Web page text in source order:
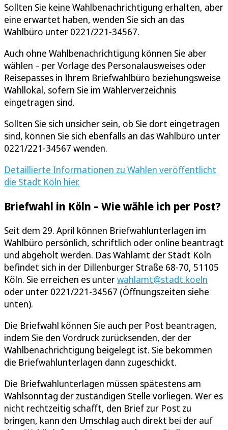
Sollten Sie keine Wahlbenachrichtigung erhalten, aber
eine erwartet haben, wenden Sie sich an das
Wahlbüro unter 0221/221-34567.
Auch ohne Wahlbenachrichtigung können Sie aber
wählen – per Vorlage des Personalausweises oder
Reisepasses in Ihrem Briefwahlbüro beziehungsweise
Wahllokal, sofern Sie im Wählerverzeichnis
eingetragen sind.
Sollten Sie sich unsicher sein, ob Sie dort eingetragen
sind, können Sie sich ebenfalls an das Wahlbüro unter
0221/221-34567 wenden.
Detaillierte Informationen zu Wahlen veröffentlicht
die Stadt Köln hier.
Briefwahl in Köln – Wie wähle ich per Post?
Seit dem 29. April können Briefwahlunterlagen im
Wahlbüro persönlich, schriftlich oder online beantragt
und abgeholt werden. Das Wahlamt der Stadt Köln
befindet sich in der Dillenburger Straße 68-70, 51105
Köln. Sie erreichen es unterwahlamt@stadt.koeln
oder unter 0221/221-34567 (Öffnungszeiten siehe
unten).
Die Briefwahl können Sie auch per Post beantragen,
indem Sie den Vordruck zurücksenden, der der
Wahlbenachrichtigung beigelegt ist. Sie bekommen
die Briefwahlunterlagen dann zugeschickt.
Die Briefwahlunterlagen müssen spätestens am
Wahlsonntag der zuständigen Stelle vorliegen. Wer es
nicht rechtzeitig schafft, den Brief zur Post zu
bringen, kann den Umschlag auch direkt bei der auf